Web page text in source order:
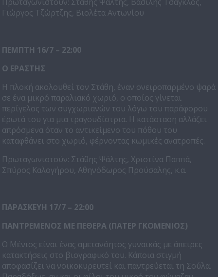
Γιώργος Τζώρτζης, Βιολέτα Αντωνίου
ΠΕΜΠΤΗ 16/7 – 22:00
Ο ΕΡΑΣΤΗΣ
Η πλοκή ακολουθεί τον Στάθη, έναν ονειροπαρμένο ψαρά
σε ένα μικρό παραλιακό χωριό, ο οποίος γίνεται
περίγελος των συγχωριανών του λόγω του παράφορου
έρωτά του για μια τραγουδίστρια. Η κατάσταση αλλάζει
απρόσμενα όταν το αντικείμενο του πόθου του
καταφθάνει στο χωριό, φέρνοντας κωμικές ανατροπές.
Πρωταγωνιστούν: Στάθης Ψάλτης, Χριστίνα Παππά,
Σπύρος Καλογήρου, Αθηνόδωρος Προύσαλης, κ.α.
ΠΑΡΑΣΚΕΥΗ 17/7 – 22:00
ΠΑΝΤΡΕΜΕΝΟΣ ΜΕ ΠΕΘΕΡΑ (ΠΑΤΕΡ ΓΚΟΜΕΝΙΟΣ)
Ο Μένιος είναι ένας αμετανόητος γυναικάς με άπειρες
κατακτήσεις στο βιογραφικό του. Κάποια στιγμή
αποφασίζει να νοικοκυρευτεί και παντρεύεται τη Σούλα.